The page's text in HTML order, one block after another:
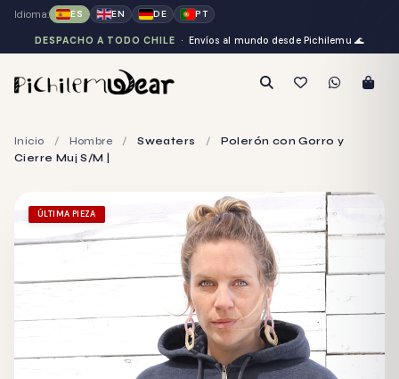
Idioma: ES EN DE PT
DESPACHO A TODO CHILE · Envíos al mundo desde Pichilemu🌊
Inicio / Hombre / Sweaters /
Polerón con Gorro y
Cierre Muj S/M |
ÚLTIMA PIEZA